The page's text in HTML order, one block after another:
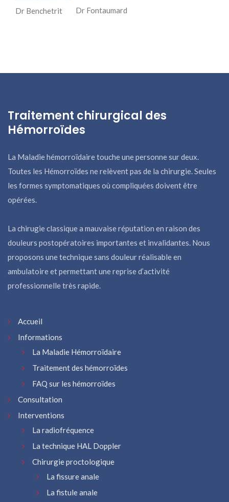
Dr Benchetrit Dr Fontaumard
Traitement chirurgical des
Hémorroïdes
La Maladie hémorroïdaire touche une personne sur deux.
Toutes les Hémorroïdes ne relèvent pas de la chirurgie. Seules
les formes symptomatiques où compliquées doivent être
opérées.
La chirugie classique a mauvaise réputation en raison des
douleurs postopératoires importantes et invalidantes. Nous
proposons une technique sans douleur réalisable en
ambulatoire et permettant une reprise d’activité
professionnelle très rapide.
Accueil
Informations
La Maladie Hémorroïdaire
Traitement des hémorroïdes
FAQ sur les hémorroïdes
Consultation
Interventions
La radiofréquence
La technique HAL Doppler
Chirurgie proctologique
La fissure anale
La fistule anale